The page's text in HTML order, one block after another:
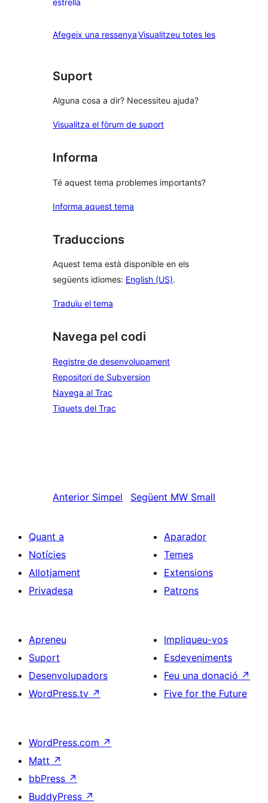
estrelles
de
Afegeix una ressenyaVisualitzeu totes lesressenyes
Suport
Alguna cosa a dir? Necessiteu ajuda?
Visualitza el fòrum de suport
Informa
Té aquest tema problemes importants?
Informa aquest tema
Traduccions
Aquest tema està disponible en els
següents idiomes: English (US).
Traduïu el tema
Navega pel codi
Registre de desenvolupament
Repositori de Subversion
Navega al Trac
Tiquets del Trac
Anterior Simpel Següent MW Small
Quant a
Notícies
Allotjament
Privadesa
Aparador
Temes
Extensions
Patrons
Apreneu
Suport
Desenvolupadors
WordPress.tv ↗
Impliqueu-vos
Esdeveniments
Feu una donació ↗
Five for the Future
WordPress.com ↗
Matt ↗
bbPress ↗
BuddyPress ↗